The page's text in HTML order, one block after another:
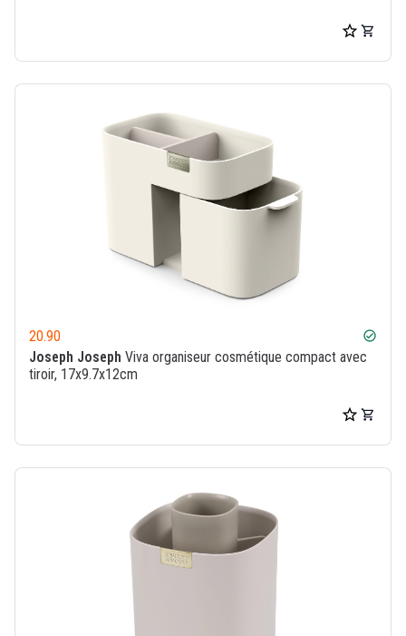
20.90 check_circle
Joseph Joseph Viva organiseur cosmétique compact avec
tiroir, 17x9.7x12cm